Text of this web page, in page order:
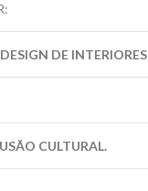
DE INTERIORES
CULTURAL.